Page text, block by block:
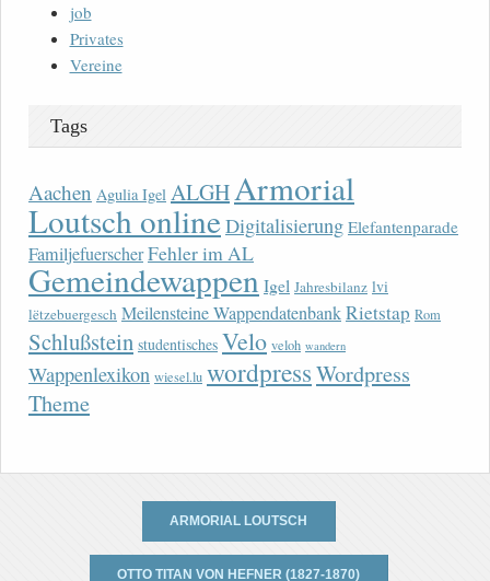
job
Privates
Vereine
Tags
Aachen Agulia Igel ALGHArmorial
Loutsch onlineDigitalisierung Elefantenparade
FamiljefuerscherFehler im AL
Gemeindewappen Igel Jahresbilanz lvi
lëtzebuergesch Meilensteine WappendatenbankRietstap Rom
Schlußstein studentisches Velo veloh wandern
Wappenlexikon wiesel.lu wordpressWordpress
Theme
ARMORIAL LOUTSCH
OTTO TITAN VON HEFNER (1827-1870)